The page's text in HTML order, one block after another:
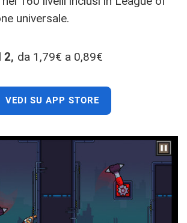
universale.
2, da 1,79€ a 0,89€
VEDI SU APP STORE